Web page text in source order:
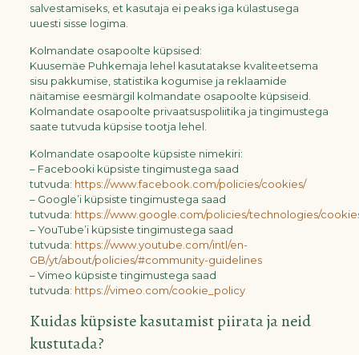
salvestamiseks, et kasutaja ei peaks iga külastusega
uuesti sisse logima.
Kolmandate osapoolte küpsised:
Kuusemäe Puhkemaja lehel kasutatakse kvaliteetsema
sisu pakkumise, statistika kogumise ja reklaamide
näitamise eesmärgil kolmandate osapoolte küpsiseid.
Kolmandate osapoolte privaatsuspoliitika ja tingimustega
saate tutvuda küpsise tootja lehel.
Kolmandate osapoolte küpsiste nimekiri:
– Facebooki küpsiste tingimustega saad
tutvuda: https://www.facebook.com/policies/cookies/
– Google’i küpsiste tingimustega saad
tutvuda: https://www.google.com/policies/technologies/
– YouTube’i küpsiste tingimustega saad
tutvuda: https://www.youtube.com/intl/en-
GB/yt/about/policies/#community-guidelines
– Vimeo küpsiste tingimustega saad
tutvuda: https://vimeo.com/cookie_policy
Kuidas küpsiste kasutamist piirata ja neid
kustutada?